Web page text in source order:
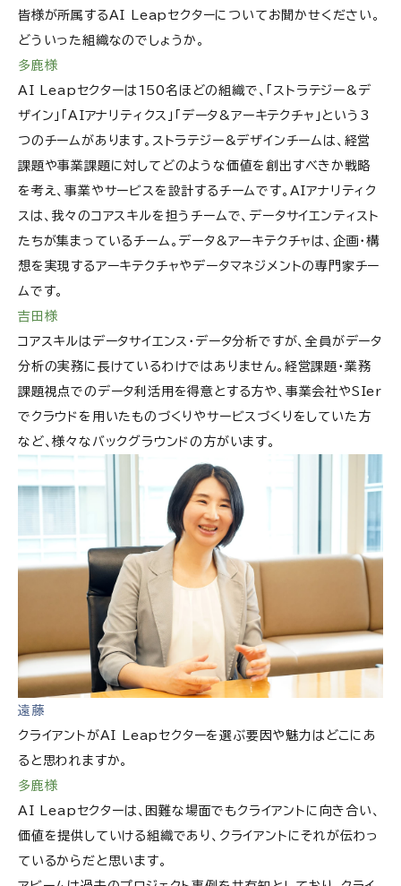
皆様が所属するAI Leapセクターについてお聞かせください。
どういった組織なのでしょうか。
多鹿様
AI Leapセクターは150名ほどの組織で、「ストラテジー&デ
ザイン」「AIアナリティクス」「データ&アーキテクチャ」という3
つのチームがあります。ストラテジー&デザインチームは、経営
課題や事業課題に対してどのような価値を創出すべきか戦略
を考え、事業やサービスを設計するチームです。AIアナリティク
スは、我々のコアスキルを担うチームで、データサイエンティスト
たちが集まっているチーム。データ&アーキテクチャは、企画・構
想を実現するアーキテクチャやデータマネジメントの専門家チー
ムです。
吉田様
コアスキルはデータサイエンス・データ分析ですが、全員がデータ
分析の実務に長けているわけではありません。経営課題・業務
課題視点でのデータ利活用を得意とする方や、事業会社やSIer
でクラウドを用いたものづくりやサービスづくりをしていた方
など、様々なバックグラウンドの方がいます。
遠藤
クライアントがAI Leapセクターを選ぶ要因や魅力はどこにあ
ると思われますか。
多鹿様
AI Leapセクターは、困難な場面でもクライアントに向き合い、
価値を提供していける組織であり、クライアントにそれが伝わっ
ているからだと思います。